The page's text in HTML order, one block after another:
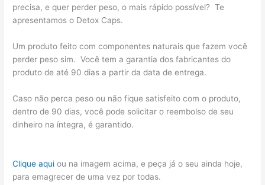
precisa, e quer perder peso, o mais rápido possível? Te
apresentamos o Detox Caps.
Um produto feito com componentes naturais que fazem você
perder peso sim. Você tem a garantia dos fabricantes do
produto de até 90 dias a partir da data de entrega.
Caso não perca peso ou não fique satisfeito com o produto,
dentro de 90 dias, você pode solicitar o reembolso de seu
dinheiro na íntegra, é garantido.
Clique aqui ou na imagem acima, e peça já o seu ainda hoje,
para emagrecer de uma vez por todas.